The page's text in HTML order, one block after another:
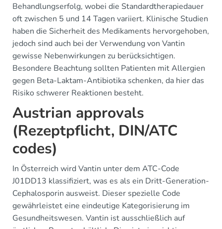
Behandlungserfolg, wobei die Standardtherapiedauer
oft zwischen 5 und 14 Tagen variiert. Klinische Studien
haben die Sicherheit des Medikaments hervorgehoben,
jedoch sind auch bei der Verwendung von Vantin
gewisse Nebenwirkungen zu berücksichtigen.
Besondere Beachtung sollten Patienten mit Allergien
gegen Beta-Laktam-Antibiotika schenken, da hier das
Risiko schwerer Reaktionen besteht.
Austrian approvals
(Rezeptpflicht, DIN/ATC
codes)
In Österreich wird Vantin unter dem ATC-Code
J01DD13 klassifiziert, was es als ein Dritt-Generation-
Cephalosporin ausweist. Dieser spezielle Code
gewährleistet eine eindeutige Kategorisierung im
Gesundheitswesen. Vantin ist ausschließlich auf